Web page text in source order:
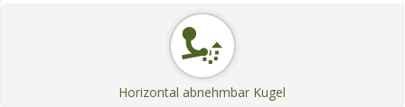
Horizontal abnehmbar Kugel